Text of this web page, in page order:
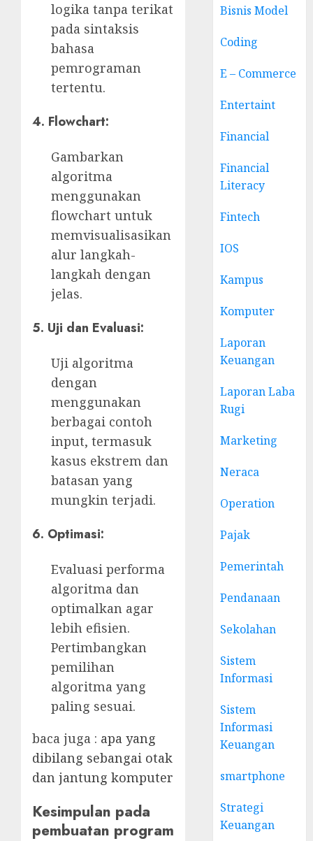
logika tanpa terikat
pada sintaksis
bahasa
pemrograman
tertentu.
4. Flowchart:
Gambarkan
algoritma
menggunakan
flowchart untuk
memvisualisasikan
alur langkah-
langkah dengan
jelas.
5. Uji dan Evaluasi:
Uji algoritma
dengan
menggunakan
berbagai contoh
input, termasuk
kasus ekstrem dan
batasan yang
mungkin terjadi.
6. Optimasi:
Evaluasi performa
algoritma dan
optimalkan agar
lebih efisien.
Pertimbangkan
pemilihan
algoritma yang
paling sesuai.
baca juga : apa yang
dibilang sebangai otak
dan jantung komputer
Kesimpulan pada
pembuatan program
Bisnis Model
Coding
E – Commerce
Entertaint
Financial
Financial
Literacy
Fintech
IOS
Kampus
Komputer
Laporan
Keuangan
Laporan Laba
Rugi
Marketing
Neraca
Operation
Pajak
Pemerintah
Pendanaan
Sekolahan
Sistem
Informasi
Sistem
Informasi
Keuangan
smartphone
Strategi
Keuangan